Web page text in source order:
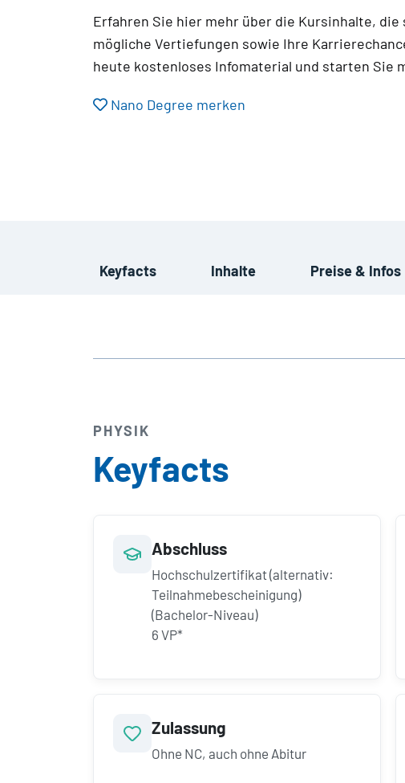
Erfahren Sie hier mehr über die Kursinhalte,
mögliche Vertiefungen sowie Ihre
heute kostenloses Infomaterial und starten Sie
Nano Degree merken
Keyfacts Inhalte Preise & Infos
PHYSIK
Keyfacts
Abschluss
Hochschulzertifikat (alternativ:
Teilnahmebescheinigung)
(Bachelor-Niveau)
6 VP*
Zulassung
Ohne NC, auch ohne Abitur